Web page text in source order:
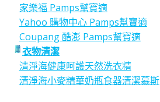
家樂福 Pamps幫寶適
Yahoo 購物中心 Pamps幫寶適
Coupang 酷澎 Pamps幫寶適
衣物清潔
清淨海健康呵護天然洗衣精
清淨海小麥精華奶瓶食器清潔慕斯